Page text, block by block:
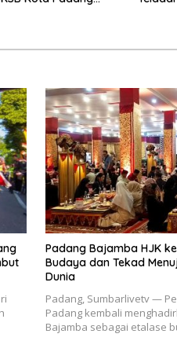
Padang Bajamba HJK
Budaya dan Tekad
Dunia
Padang, Sumbarlivetv —
Padang kembali
Bajamba sebagai etalase